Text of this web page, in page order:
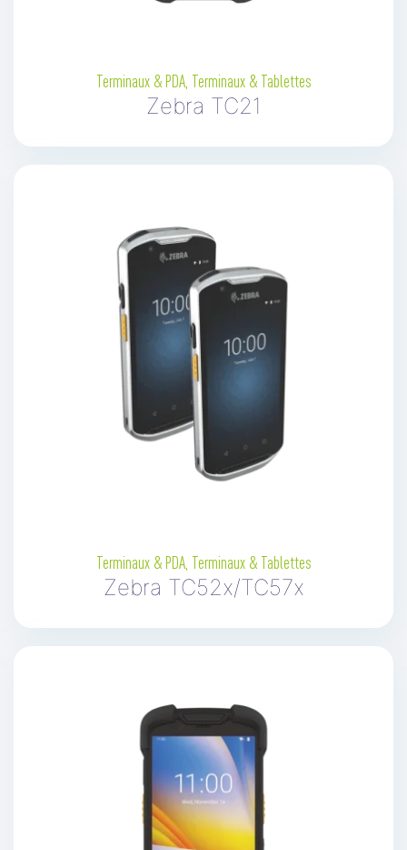
Terminaux & PDA, Terminaux & Tablettes
Zebra TC21
Terminaux & PDA, Terminaux & Tablettes
Zebra TC52x/TC57x